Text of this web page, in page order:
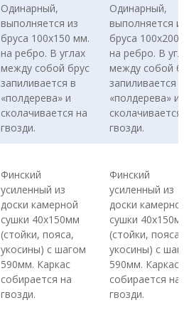
Одинарный,
выполняется из
бруса 100х150 мм.
на ребро. В углах
между собой брус
запиливается в
«полдерева» и
сколачивается на
гвозди.
Одинарный,
выполняется из
бруса 100х200
на ребро. В
между собой
запиливается в
«полдерева» и
сколачивается
гвозди.
Финский
усиленный из
доски камерной
сушки 40х150мм
(стойки, пояса,
укосины) с шагом
590мм. Каркас
собирается на
гвозди.
Финский
усиленный из
доски камерной
сушки 40х150мм
(стойки, пояса,
укосины) с
590мм. Каркас
собирается на
гвозди.